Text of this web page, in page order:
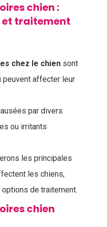
chien :
et traitement
chez le chien sont
affecter leur
par divers
ou irritants
les principales
les chiens,
de traitement.
chien